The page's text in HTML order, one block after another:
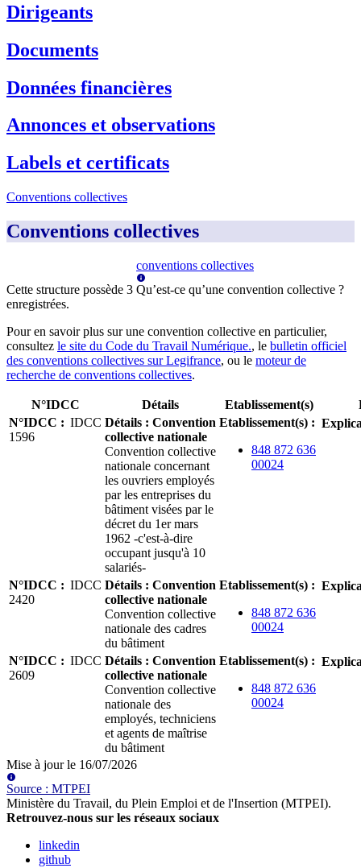
Dirigeants
Documents
Données financières
Annonces et observations
Labels et certificats
Conventions collectives
Conventions collectives
Cette structure possède 3
conventions collectives
Qu’est-ce qu’une convention collective ?
enregistrées.
Pour en savoir plus sur une convention collective en particulier,
consultez le site du Code du Travail Numérique., le bulletin officiel
des conventions collectives sur Legifrance, ou le moteur de
recherche de conventions collectives.
N°IDCC Détails Etablissement(s)
N°IDCC : IDCC
1596
Détails : Convention
collective nationale
Convention collective
nationale concernant
les ouvriers employés
par les entreprises du
bâtiment visées par le
décret du 1er mars
1962 -c'est-à-dire
occupant jusqu'à 10
salariés-
Etablissement(s) :
848 872 636
00024
N°IDCC : IDCC
2420
Détails : Convention
collective nationale
Convention collective
nationale des cadres
du bâtiment
Etablissement(s) :
848 872 636
00024
N°IDCC : IDCC
2609
Détails : Convention
collective nationale
Convention collective
nationale des
employés, techniciens
et agents de maîtrise
du bâtiment
Etablissement(s) :
848 872 636
00024
Mise à jour le 16/07/2026
Source : MTPEI
Ministère du Travail, du Plein Emploi et de l'Insertion (MTPEI).
Retrouvez-nous sur les réseaux sociaux
linkedin
github